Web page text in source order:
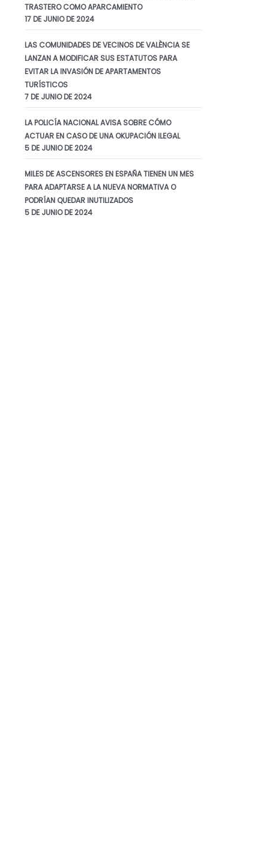
TRASTERO COMO APARCAMIENTO
17 DE JUNIO DE 2024
LAS COMUNIDADES DE VECINOS DE VALÈNCIA SE
LANZAN A MODIFICAR SUS ESTATUTOS PARA
EVITAR LA INVASIÓN DE APARTAMENTOS
TURÍSTICOS
7 DE JUNIO DE 2024
LA POLICÍA NACIONAL AVISA SOBRE CÓMO
ACTUAR EN CASO DE UNA OKUPACIÓN ILEGAL
5 DE JUNIO DE 2024
MILES DE ASCENSORES EN ESPAÑA TIENEN UN MES
PARA ADAPTARSE A LA NUEVA NORMATIVA O
PODRÍAN QUEDAR INUTILIZADOS
5 DE JUNIO DE 2024